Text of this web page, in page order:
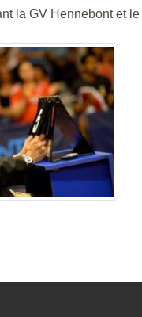
la GV Hennebont et